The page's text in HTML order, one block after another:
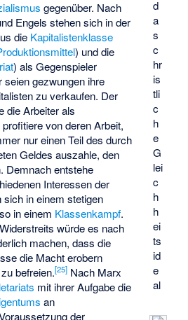
d
a
s
c
hr
is
tli
c
h
e
G
lei
c
h
h
ei
ts
id
e
al
gegenüber. Nach
Engels stehen sich in der
die Kapitalistenklasse
) und die
) als Gegenspieler
seien gezwungen ihre
zu verkaufen. Der
die Arbeiter als
von deren Arbeit,
nur einen Teil des durch
Geldes auszahle, den
Demnach entstehe
Interessen der
in einem stetigen
in einem Klassenkampf.
würde es nach
machen, dass die
die Macht erobern
befreien.[25] Nach Marx
mit ihrer Aufgabe die
an
der